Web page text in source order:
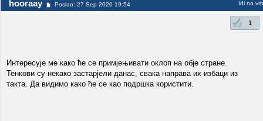
hooraay Poslao: 27 Sep 2020 19:54 Idi na vrh
1
Интересује ме како ће се примјењивати оклоп на обје стране.
Тенкови су некако застарјели данас, свака направа их избаци из
такта. Да видимо како ће се као подршка користити.